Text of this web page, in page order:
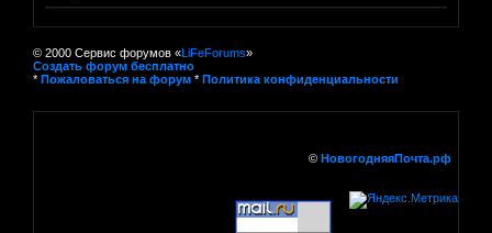
© 2000 Сервис форумов «LiFeForums»
Создать форум бесплатно
* Пожаловаться на форум * Политика конфиденциальности
© НовогодняяПочта.рф